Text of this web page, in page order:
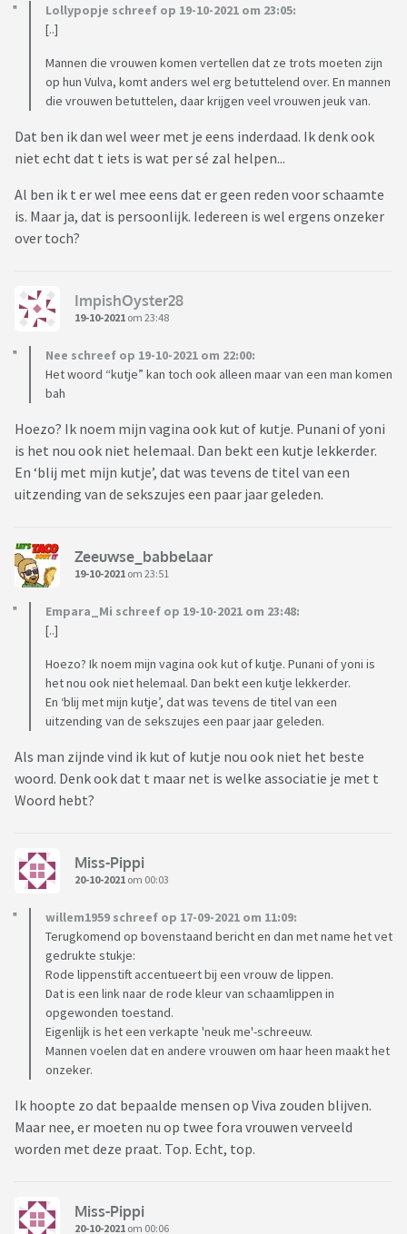
Lollypopje schreef op 19-10-2021 om 23:05:
[..]
Mannen die vrouwen komen vertellen dat ze trots moeten zijn
op hun Vulva, komt anders wel erg betuttelend over. En mannen
die vrouwen betuttelen, daar krijgen veel vrouwen jeuk van.
Dat ben ik dan wel weer met je eens inderdaad. Ik denk ook
niet echt dat t iets is wat per sé zal helpen...
Al ben ik t er wel mee eens dat er geen reden voor schaamte
is. Maar ja, dat is persoonlijk. Iedereen is wel ergens onzeker
over toch?
ImpishOyster28
19-10-2021 om 23:48
Nee schreef op 19-10-2021 om 22:00:
Het woord “kutje” kan toch ook alleen maar van een man komen
bah
Hoezo? Ik noem mijn vagina ook kut of kutje. Punani of yoni
is het nou ook niet helemaal. Dan bekt een kutje lekkerder.
En ‘blij met mijn kutje’, dat was tevens de titel van een
uitzending van de sekszujes een paar jaar geleden.
Zeeuwse_babbelaar
19-10-2021 om 23:51
Empara_Mi schreef op 19-10-2021 om 23:48:
[..]
Hoezo? Ik noem mijn vagina ook kut of kutje. Punani of yoni is
het nou ook niet helemaal. Dan bekt een kutje lekkerder.
En ‘blij met mijn kutje’, dat was tevens de titel van een
uitzending van de sekszujes een paar jaar geleden.
Als man zijnde vind ik kut of kutje nou ook niet het beste
woord. Denk ook dat t maar net is welke associatie je met t
Woord hebt?
Miss-Pippi
20-10-2021 om 00:03
willem1959 schreef op 17-09-2021 om 11:09:
Terugkomend op bovenstaand bericht en dan met name het vet
gedrukte stukje:
Rode lippenstift accentueert bij een vrouw de lippen.
Dat is een link naar de rode kleur van schaamlippen in
opgewonden toestand.
Eigenlijk is het een verkapte 'neuk me'-schreeuw.
Mannen voelen dat en andere vrouwen om haar heen maakt het
onzeker.
Ik hoopte zo dat bepaalde mensen op Viva zouden blijven.
Maar nee, er moeten nu op twee fora vrouwen verveeld
worden met deze praat. Top. Echt, top.
Miss-Pippi
20-10-2021 om 00:06